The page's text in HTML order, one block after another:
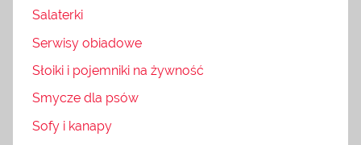
Salaterki
Serwisy obiadowe
Słoiki i pojemniki na żywność
Smycze dla psów
Sofy i kanapy